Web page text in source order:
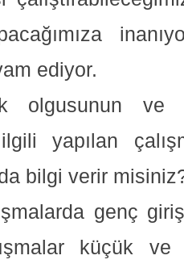
ediyor.
olgusunun
yapılan
bilgi verir
genç
küçük